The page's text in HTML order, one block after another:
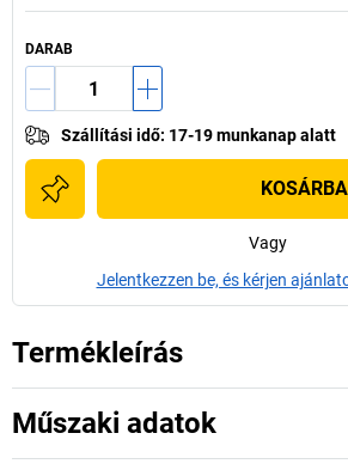
DARAB
Szállítási idő: 17-19 munkanap alatt
KOSÁRBA
Vagy
Jelentkezzen be, és kérjen
Termékleírás
Műszaki adatok